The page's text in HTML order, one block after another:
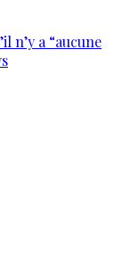
n’y a “aucune